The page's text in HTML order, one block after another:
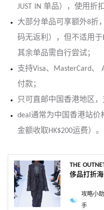
JUST IN 单品），使用折
大部分单品可享额外8折
码无返利），但不适用于
其余单品需自行尝试；
支持Visa、MasterCard、
付款；
只可直邮中国香港地区，
deal通常为中国香港站价
金额收取HK$200运费）。
THE
侈品打折海
攻略小助
手